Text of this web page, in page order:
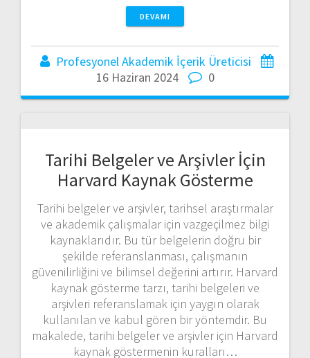
DEVAMI
Profesyonel Akademik İçerik Üreticisi
16 Haziran 2024
0
Tarihi Belgeler ve Arşivler İçin
Harvard Kaynak Gösterme
Tarihi belgeler ve arşivler, tarihsel araştırmalar
ve akademik çalışmalar için vazgeçilmez bilgi
kaynaklarıdır. Bu tür belgelerin doğru bir
şekilde referanslanması, çalışmanın
güvenilirliğini ve bilimsel değerini artırır. Harvard
kaynak gösterme tarzı, tarihi belgeleri ve
arşivleri referanslamak için yaygın olarak
kullanılan ve kabul gören bir yöntemdir. Bu
makalede, tarihi belgeler ve arşivler için Harvard
kaynak göstermenin kuralları…